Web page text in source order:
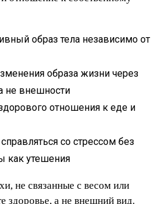
образ тела независимо от
образа жизни через
не внешности
отношения к еде и
со стрессом без
как утешения
не связанные с весом или
здоровье, а не внешний вид.